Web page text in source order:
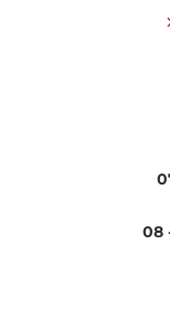
08